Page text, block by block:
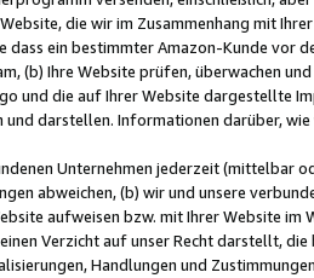
die wir im Zusammenhang mit
ein bestimmter Amazon-Kunde vor
(b) Ihre Website prüfen, überwachen
und die auf Ihrer Website dargestellte
darstellen. Informationen darüber,
Unternehmen jederzeit (mittelbar
abweichen, (b) wir und unsere
aufweisen bzw. mit Ihrer Website im
Verzicht auf unser Recht darstellt,
Handlungen und